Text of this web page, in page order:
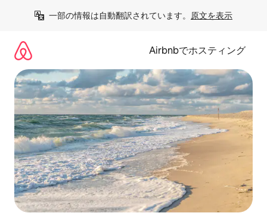
一部の情報は自動翻訳されています。 原文を表示
Airbnbでホスティング